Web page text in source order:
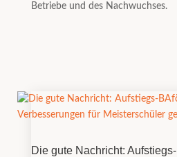
Betriebe und des Nachwuchses.
Die gute Nachricht: